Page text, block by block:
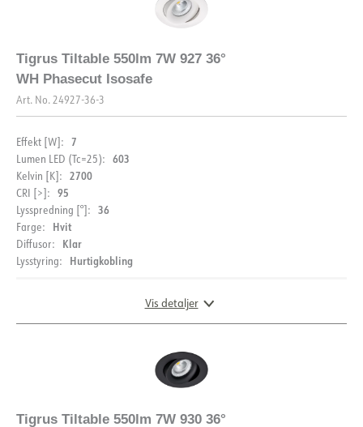
DIMENSJONER OG LYSDISTRIBUSJON
Tigrus Tiltable 550lm 7W 927 36°
WH Phasecut Isosafe
Art. No. 24927-36-3
Effekt [W]: 7
Lumen LED (Tc=25): 603
Kelvin [K]: 2700
CRI [>]: 95
Lysspredning [°]: 36
Farge: Hvit
Diffusor: Klar
Lysstyring: Hurtigkobling
Vis detaljer
DIMENSJONER OG LYSDISTRIBUSJON
Tigrus Tiltable 550lm 7W 930 36°